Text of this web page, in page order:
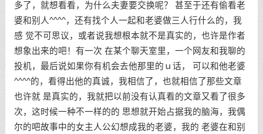
多了，就想看看，为什么夫妻要交换呢？ 甚至于还有偷看老
婆和别人^^^^，还有找个人一起和老婆做三人行什么的，我
感 觉不可思议，或者说我想根本就不是真实的，也许是作者
想象出来的吧！有一次 在某个聊天室里，一个网友和我聊的
投机，最后说如果你有机会去他那里的ｕ话， 可以和他老婆
^^^^的，看得出他的真诚，我相信了，也就相信了那些文章
也许就 是真实的，我就把以前没有认真看的文章又看了很多
次，这时候一种不一样的的 思想就开始占据我的脑海，我偶
尔的吧故事中的女主人公幻想成我的老婆，我的 老婆在和别